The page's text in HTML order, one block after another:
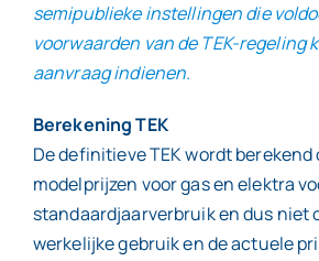
semipublieke instellingen die
voorwaarden van de TEK-regeling
aanvraag indienen.
Berekening TEK
De definitieve TEK wordt berekend
modelprijzen voor gas en elektra
standaardjaarverbruik en dus niet
werkelijke gebruik en de actuele